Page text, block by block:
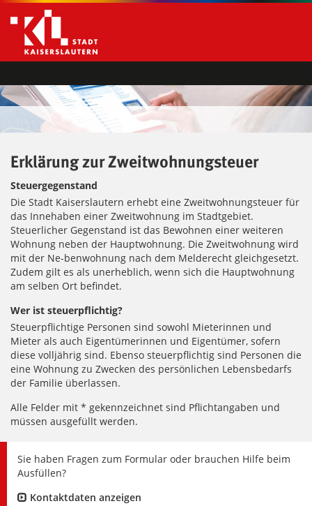
Erklärung zur Zweitwohnungsteuer
Steuergegenstand
Die Stadt Kaiserslautern erhebt eine Zweitwohnungsteuer für
das Innehaben einer Zweitwohnung im Stadtgebiet.
Steuerlicher Gegenstand ist das Bewohnen einer weiteren
Wohnung neben der Hauptwohnung. Die Zweitwohnung wird
mit der Ne-benwohnung nach dem Melderecht gleichgesetzt.
Zudem gilt es als unerheblich, wenn sich die Hauptwohnung
am selben Ort befindet.
Wer ist steuerpflichtig?
Steuerpflichtige Personen sind sowohl Mieterinnen und
Mieter als auch Eigentümerinnen und Eigentümer, sofern
diese volljährig sind. Ebenso steuerpflichtig sind Personen die
eine Wohnung zu Zwecken des persönlichen Lebensbedarfs
der Familie überlassen.
Alle Felder mit * gekennzeichnet sind Pflichtangaben und
müssen ausgefüllt werden.
Sie haben Fragen zum Formular oder brauchen Hilfe beim
Ausfüllen?
Kontaktdaten anzeigen